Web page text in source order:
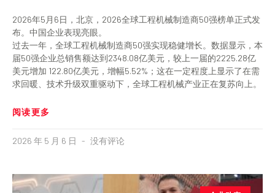
2026年5月6日，北京，2026全球工程机械制造商50强榜单正式发
布。中国企业表现亮眼。
过去一年，全球工程机械制造商50强实现稳健增长。数据显示，本
届50强企业总销售额达到2348.08亿美元，较上一届的2225.28亿
美元增加 122.80亿美元，增幅5.52%；这在一定程度上显示了在需
求回暖、技术升级双重驱动下，全球工程机械产业正在复苏向上。
阅读更多
2026 年 5 月 6 日 没有评论